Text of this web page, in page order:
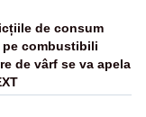
de consum
pe combustibili
de vârf se va apela